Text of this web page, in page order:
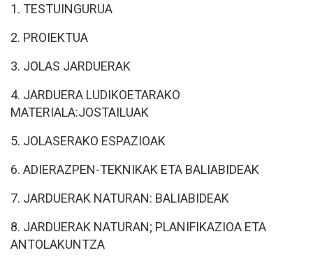
1. TESTUINGURUA
2. PROIEKTUA
3. JOLAS JARDUERAK
4. JARDUERA LUDIKOETARAKO
MATERIALA:JOSTAILUAK
5. JOLASERAKO ESPAZIOAK
6. ADIERAZPEN-TEKNIKAK ETA BALIABIDEAK
7. JARDUERAK NATURAN: BALIABIDEAK
8. JARDUERAK NATURAN; PLANIFIKAZIOA ETA
ANTOLAKUNTZA